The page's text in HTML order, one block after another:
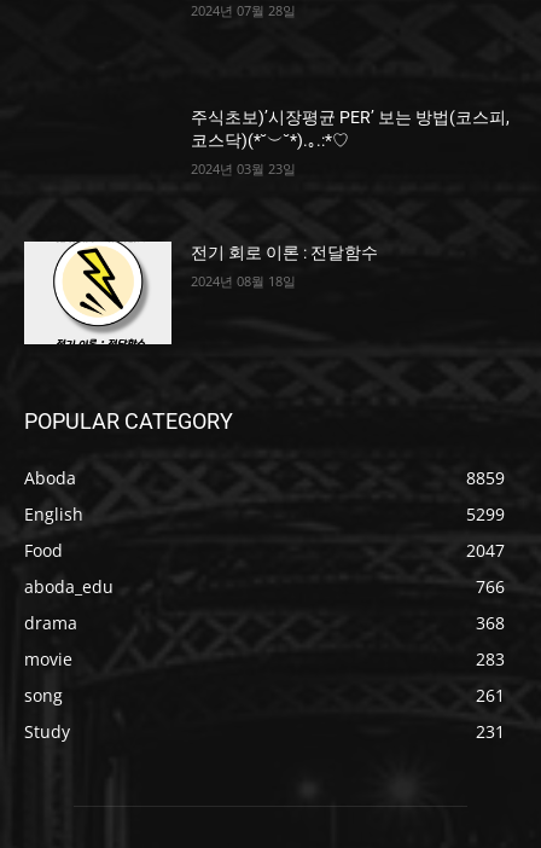
2024년 07월 28일
주식초보)’시장평균 PER’ 보는 방법(코스피,
코스닥)(*˘︶˘*).｡.:*♡
2024년 03월 23일
전기 회로 이론 : 전달함수
2024년 08월 18일
POPULAR CATEGORY
Aboda
8859
English
5299
Food
2047
aboda_edu
766
drama
368
movie
283
song
261
Study
231